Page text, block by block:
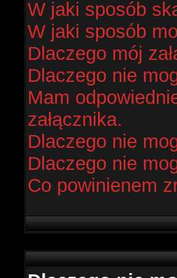
W jaki sposób
W jaki sposób
Dlaczego mój
Dlaczego nie
Mam
załącznika.
Dlaczego nie
Dlaczego nie
Co powinienem